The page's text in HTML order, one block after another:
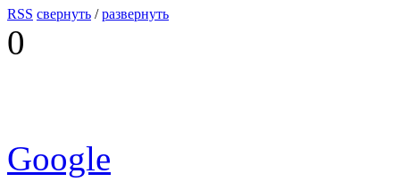
RSS свернуть /развернуть
0
Google